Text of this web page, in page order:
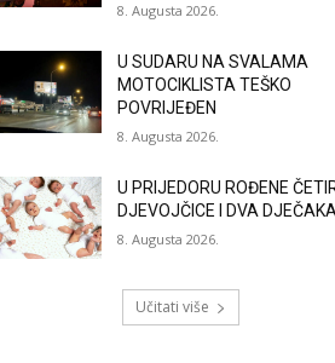
8. Augusta 2026.
U SUDARU NA SVALAMA
MOTOCIKLISTA TEŠKO
POVRIJEĐEN
8. Augusta 2026.
U PRIJEDORU ROĐENE
DJEVOJČICE I DVA
8. Augusta 2026.
Učitati više